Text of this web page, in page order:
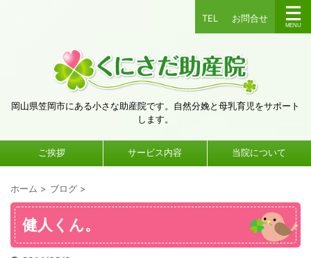
TEL お問合せ
岡山県笠岡市にある小さな助産院です。自然分娩と母乳育児をサポート
します。
ご挨拶 サービス内容 当院について
ホーム > ブログ >
健人くん。